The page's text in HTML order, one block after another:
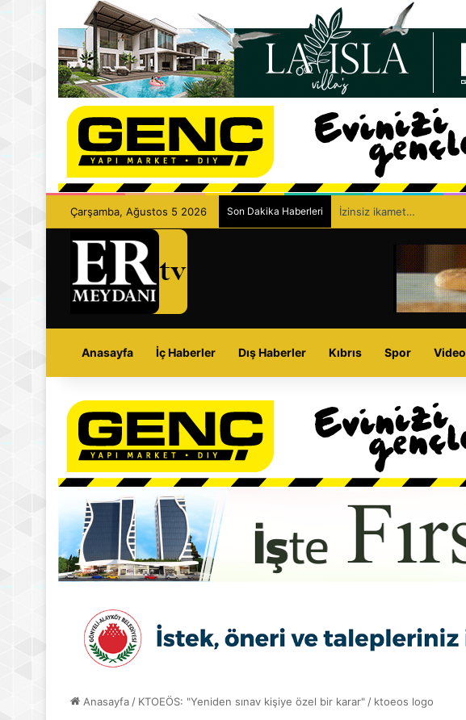
Çarşamba, Ağustos 5 2026 Son Dakika Haberleri İzinsiz ikamet…
Anasayfa İç Haberler Dış Haberler Kıbrıs Spor Video
Anasayfa / KTOEÖS: "Yeniden sınav kişiye özel bir karar" / ktoeos logo